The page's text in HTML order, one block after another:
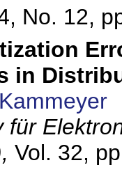
No. 12,
in
für
Vol. 32,